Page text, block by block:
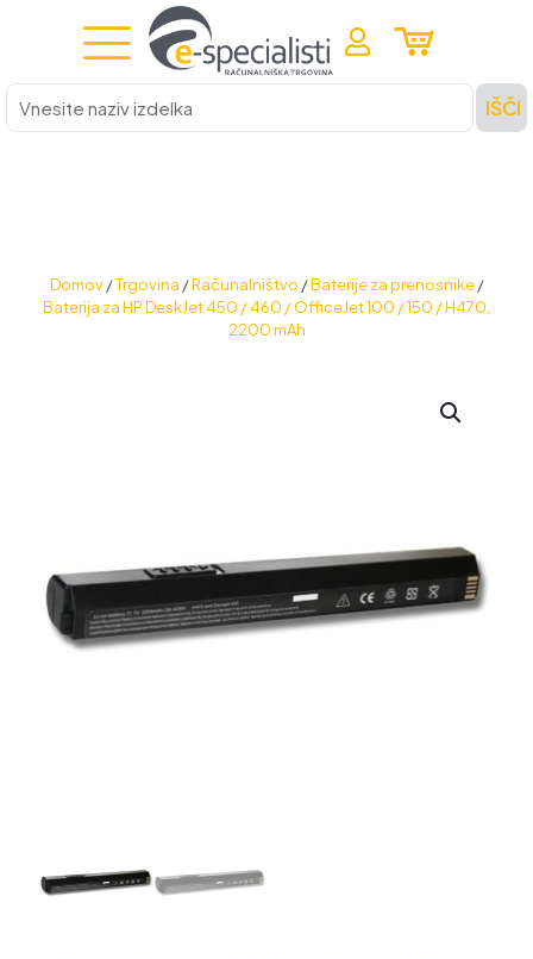
Vnesite
naziv
izdelka
IŠČI
Domov /Trgovina /Računalništvo /Baterije za prenosnike /
Baterija za HP DeskJet 450 / 460 / OfficeJet 100 / 150 / H470,
2200 mAh